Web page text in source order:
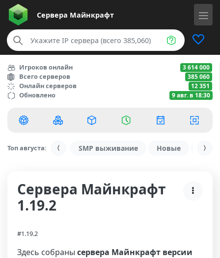
Сервера Майнкрафт
Игроков онлайн 3 614 000
Всего серверов 385 060
Онлайн серверов 12 351
Обновлено 9 авг. в 18:30
Топ августа: SMP выживание Новые С
Сервера Майнкрафт
1.19.2
#1.19.2
Здесь собраны сервера Майнкрафт версии